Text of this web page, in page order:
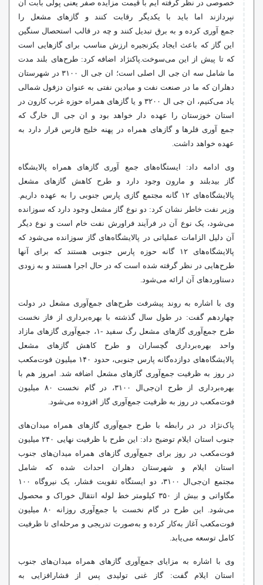
خصوصی در نظر گرفته
ایم با قیمت مزایده صفر یعنی پولی بابت آن
نپردازند اما باید با یکدیگر رقابت کنند و گازهای مشعل را
جمع آوری کرده و به برق تبدیل کنند و چه در قالب استحصال سنگین
این گاز که باعث ایجاد یکزنجیره ارزش مناسب برای گازهایی است
که تا پیش از این می‌سوخت.پاکنژاد اضافه کرد: طرح‌های بلند مدت
ما شامل سه
ان جی ال اصلی است؛ ان جی ال
۳۱۰۰ در شهرستان
دهلران که ما در صنعت نفت و میادین نفتی به عنوان دزفول شمالی
یاد می‌کنیم،
ان جی ال
۳۲۰۰ و یا گازهای همراه حوزه غرب کارون در
استان خوزستان را عهده دار خواهد بود و
ان جی ال خارگ که
جمع
آوری فلرها و گازهای همراه در پهنه خلیج فارس قرار دارد به
عهده خواهد داشت.
وی ادامه داد: ایستگاه‌های جمع آوریگازهای همراه پالایشگاه
گاز بیدبلند و مارون وجود دارد و طرح کاهش گازهای مشعل
پالایشگاه‌های ۱۲
گانه مجتمع گازی پارس جنوبی را به عهده داریم.
وزیر نفت خاطر نشان کرد: دو نوع گاز مشعل وجود دارد که سوزانده
می‌شود، یک نوع آن در فرآیند فراورش نفت خام است و نوع دیگر
آن دلیل الزامات عملیاتی در پالایشگاه‌های گاز سوزانده می‌شود که
پالایشگاه‌های ۱۲
گانه حوزه پارس جنوبی هستند که برای آنها
طرح‌هایی در نظر گرفته شده است که در حال اجرا هستند و به زودی
دستاوردهای آن ارائه می‌شود.
وی با اشاره به روند پیشرفت طرح‌های جمع‌آوری مشعل در دولت
چهاردهم گفت: در طول سال گذشته با بهره‌برداری از فاز نخست
طرح جمع‌آوری گازهای مشعل رگ سفید -۱، جمع‌آوری گازهای مازاد
واحد بهره‌برداری گچساران و طرح کاهش گازهای مشعل
پالایشگاه‌های دوازده‌گانه پارس جنوبی، حدود ۱۴۰ میلیون فوت‌مکعب
در روز به ظرفیت جمع‌آوری گازهای مشعل اضافه شد. امروز هم با
بهره‌برداری از طرح
ان‌جی‌ال
۳۱۰۰، در گام نخست ۸۰ میلیون
فوت‌مکعب در روز به ظرفیت جمع‌آوری گاز افزوده می‌شود.
پاک‌نژاد در در رابطه با طرح جمع‌آوری گازهای همراه میدان‌های
جنوب استان ایلام توضیح داد: این طرح با ظرفیت نهایی ۲۴۰ میلیون
فوت‌مکعب در روز برای جمع‌آوری گازهای همراه میدان‌های جنوب
استان ایلام و شهرستان دهلران احداث شده که شامل
مجتمع
ان‌جی‌ال
۳۱۰۰، دو ایستگاه تقویت فشار، یک نیروگاه ۱۰۰
مگاواتی و بیش از ۳۵۰ کیلومتر خط لوله انتقال خوراک و محصول
می‌شود. این طرح در گام نخست با جمع‌آوری روزانه ۸۰ میلیون
فوت‌مکعب آغاز به‌کار کرده و به‌صورت تدریجی و مرحله‌ای تا ظرفیت
کامل توسعه می‌یابد.
وی با اشاره به مزایای جمع‌آوری گازهای همراه میدان‌های جنوب
استان ایلام گفت: گاز غنی تولیدی پس از فشارافزاییبه